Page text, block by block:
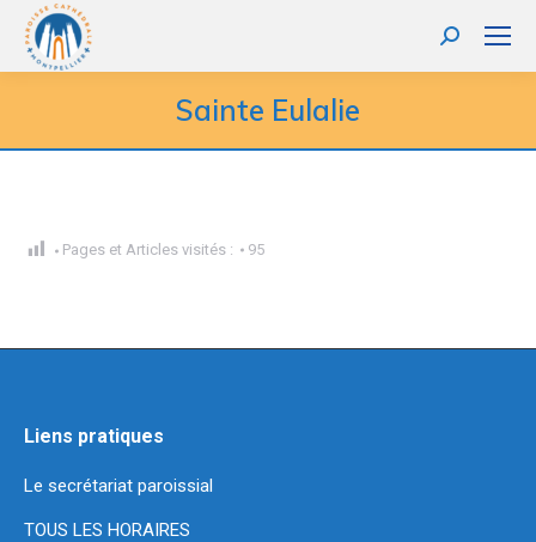
Recherche
:
Sainte Eulalie
Pages et Articles visités : 95
Liens pratiques
Le secrétariat paroissial
TOUS LES HORAIRES